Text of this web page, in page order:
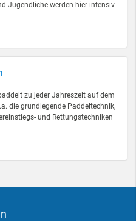
Jugendliche werden hier intensiv
zu jeder Jahreszeit auf dem
die grundlegende Paddeltechnik,
und Rettungstechniken